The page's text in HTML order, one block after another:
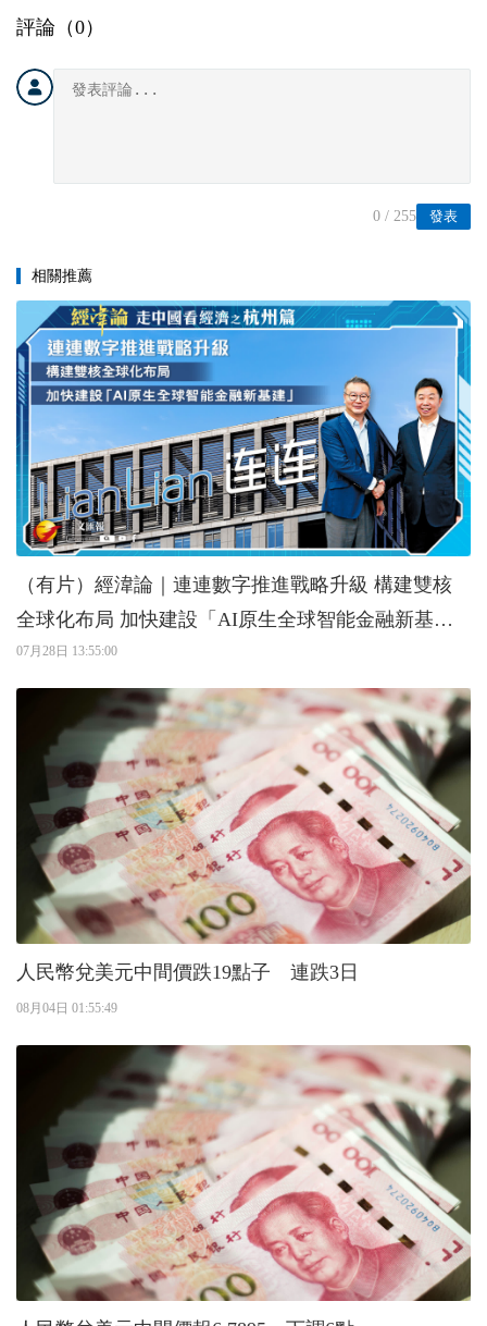
評論（0）
發表
0 / 255
相關推薦
（有片）經湋論｜連連數字推進戰略升級 構建雙核
全球化布局 加快建設「AI原生全球智能金融新基
建」
07月28日 13:55:00
人民幣兌美元中間價跌19點子 連跌3日
08月04日 01:55:49